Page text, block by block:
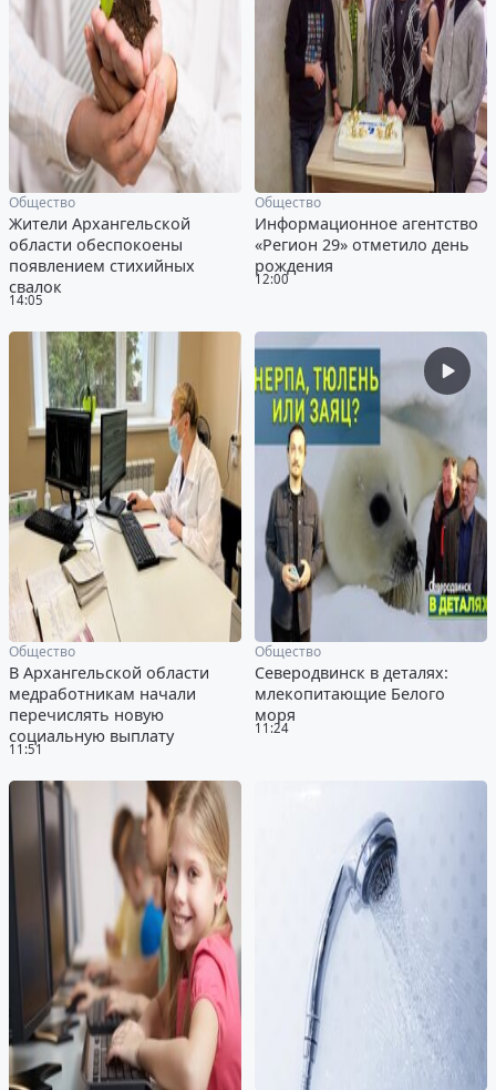
14:05
Общество
Жители Архангельской
области обеспокоены
появлением стихийных
свалок
12:00
Общество
Информационное агентство
«Регион 29» отметило день
рождения
11:51
Общество
В Архангельской области
медработникам начали
перечислять новую
социальную выплату
11:24
Общество
Северодвинск в деталях:
млекопитающие Белого
моря